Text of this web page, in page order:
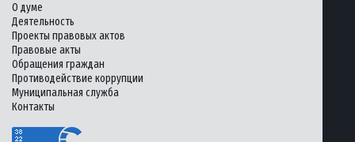
О думе
Деятельность
Проекты правовых актов
Правовые акты
Обращения граждан
Противодействие коррупции
Муниципальная служба
Контакты